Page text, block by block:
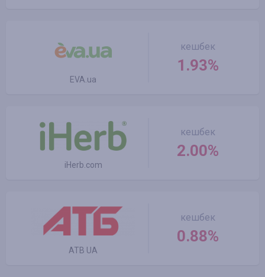
EVA.ua
кешбек
1.93%
iHerb.com
кешбек
2.00%
ATB UA
кешбек
0.88%